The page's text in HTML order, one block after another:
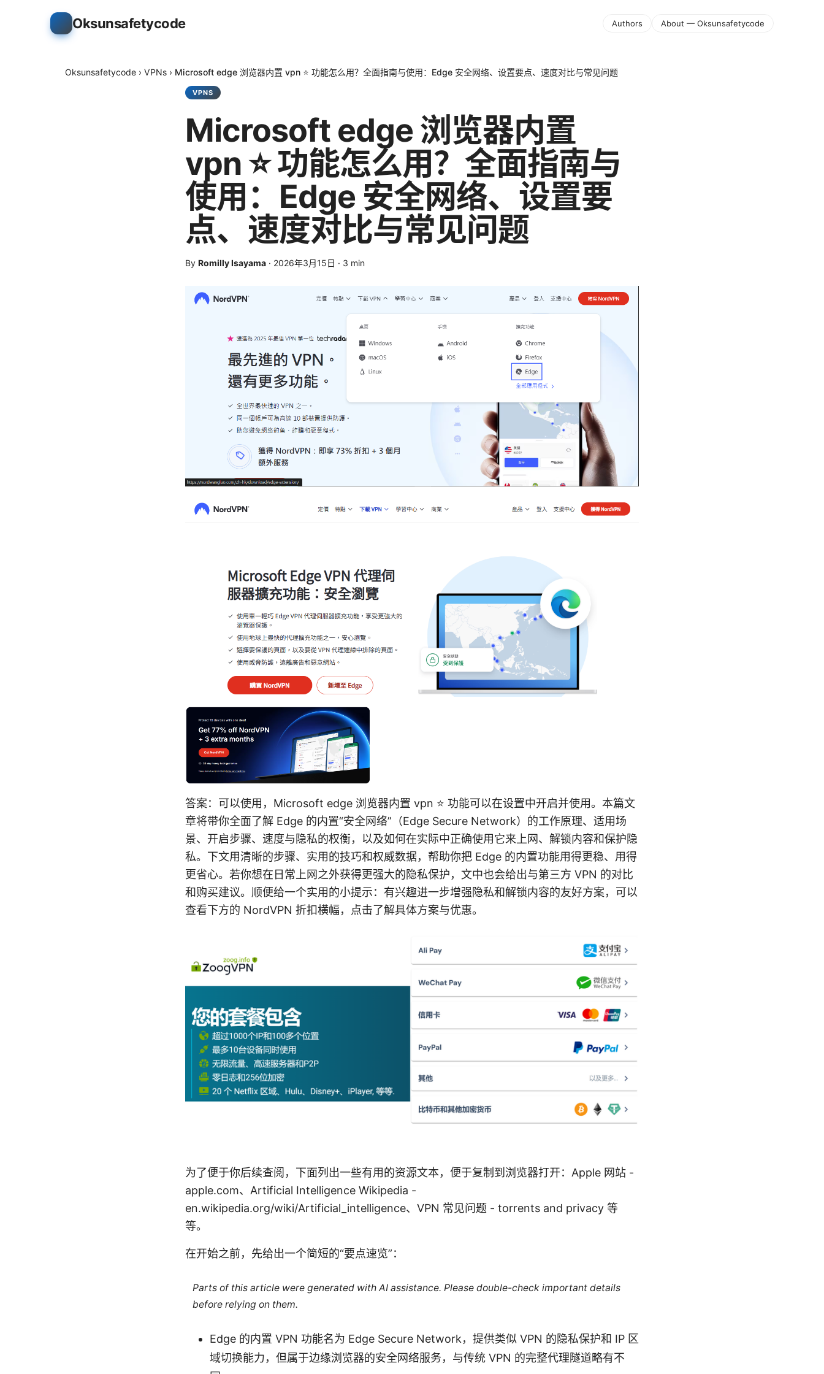
Oksunsafetycode Authors About — Oksunsafetycode
Oksunsafetycode › VPNs › Microsoft edge 浏览器内置 vpn ⭐ 功能怎么用？全面指南与使用：Edge 安全网络、设置要点、速度对比与常见问题
VPNS
Microsoft edge 浏览器内置
vpn ⭐ 功能怎么用？全面指南与
使用：Edge 安全网络、设置要
点、速度对比与常见问题
By Romilly Isayama · 2026年3月15日 · 3 min
答案：可以使用，Microsoft edge 浏览器内置 vpn ⭐ 功能可以在设置中开启并使用。本篇文
章将带你全面了解 Edge 的内置“安全网络”（Edge Secure Network）的工作原理、适用场
景、开启步骤、速度与隐私的权衡，以及如何在实际中正确使用它来上网、解锁内容和保护隐
私。下文用清晰的步骤、实用的技巧和权威数据，帮助你把 Edge 的内置功能用得更稳、用得
更省心。若你想在日常上网之外获得更强大的隐私保护，文中也会给出与第三方 VPN 的对比
和购买建议。顺便给一个实用的小提示：有兴趣进一步增强隐私和解锁内容的友好方案，可以
查看下方的 NordVPN 折扣横幅，点击了解具体方案与优惠。
为了便于你后续查阅，下面列出一些有用的资源文本，便于复制到浏览器打开：Apple 网站 -
apple.com、Artificial Intelligence Wikipedia -
en.wikipedia.org/wiki/Artificial_intelligence、VPN 常见问题 - torrents and privacy 等
等。
在开始之前，先给出一个简短的“要点速览”：
Parts of this article were generated with AI assistance. Please double-check important details
before relying on them.
Edge 的内置 VPN 功能名为 Edge Secure Network，提供类似 VPN 的隐私保护和 IP 区
域切换能力，但属于边缘浏览器的安全网络服务，与传统 VPN 的完整代理隧道略有不